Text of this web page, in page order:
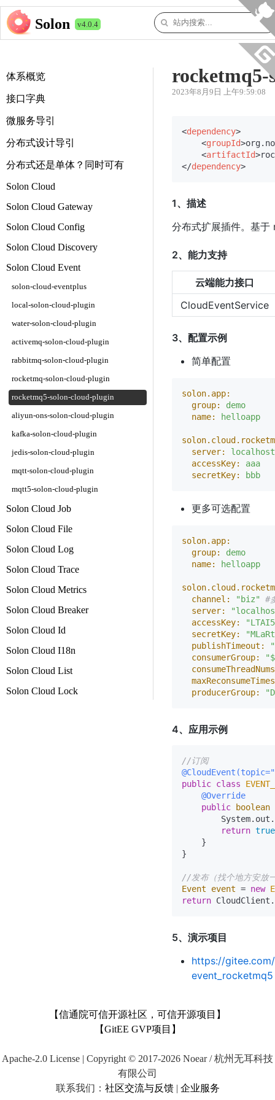
Solon v4.0.4
体系概览
接口字典
微服务导引
分布式设计导引
分布式还是单体？同时可有
Solon Cloud
Solon Cloud Gateway
Solon Cloud Config
Solon Cloud Discovery
Solon Cloud Event
solon-cloud-eventplus
local-solon-cloud-plugin
water-solon-cloud-plugin
activemq-solon-cloud-plugin
rabbitmq-solon-cloud-plugin
rocketmq-solon-cloud-plugin
rocketmq5-solon-cloud-plugin
aliyun-ons-solon-cloud-plugin
kafka-solon-cloud-plugin
jedis-solon-cloud-plugin
mqtt-solon-cloud-plugin
mqtt5-solon-cloud-plugin
Solon Cloud Job
Solon Cloud File
Solon Cloud Log
Solon Cloud Trace
Solon Cloud Metrics
Solon Cloud Breaker
Solon Cloud Id
Solon Cloud I18n
Solon Cloud List
Solon Cloud Lock
2023年8月9日 上午9:59:08
<dependency>
<groupId>
<artifactId>
</dependency>
1、描述
分布式扩展插件。基
2、能力支持
云端能力接口
CloudEventService
3、配置示例
简单配置
solon.app:
group:
demo
name:
helloapp
server:
accessKey:
aaa
secretKey:
bbb
更多可选配置
solon.app:
group:
demo
name:
helloapp
channel:
"biz"
#
server:
accessKey:
secretKey:
publishTimeout:
consumerGroup:
producerGroup:
4、应用示例
//订阅
public class
@Override
public
boolean
return true
    }
}
//发布（找个地方安放
Event
event = new
return
5、演示项目
https://
event_rocketmq5
【信通院可信开源社区，可信开源项目】
【GitEE GVP项目】
Apache-2.0 License | Copyright © 2017-2026 Noear / 杭州无耳科技
有限公司
联系我们： 社区交流与反馈| 企业服务